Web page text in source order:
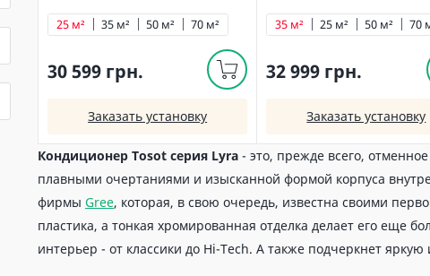
25 м² 35 м² 50 м² 70 м²
30 599 грн.
Заказать установку
25 м²
35 м² 50 м² 70
32 999 грн.
Заказать установку
Кондиционер Tosot серия Lyra - это, прежде всего,
плавными очертаниями и изысканной формой корпуса
фирмы Gree, которая, в свою очередь, известна своими
пластика, а тонкая хромированная отделка делает его еще
интерьер - от классики до Hi-Tech. А также подчеркнет